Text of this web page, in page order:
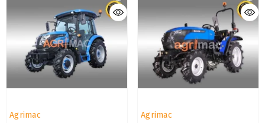
Προμηθευτής:
Agrimac Προμηθευτής:
Agrimac